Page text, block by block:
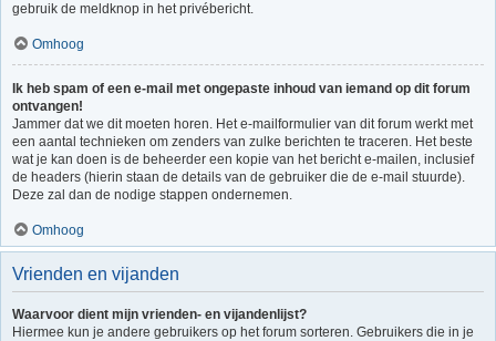
gebruik de meldknop in het privébericht.
Omhoog
Ik heb spam of een e-mail met ongepaste inhoud van iemand op dit forum
ontvangen!
Jammer dat we dit moeten horen. Het e-mailformulier van dit forum werkt met
een aantal technieken om zenders van zulke berichten te traceren. Het beste
wat je kan doen is de beheerder een kopie van het bericht e-mailen, inclusief
de headers (hierin staan de details van de gebruiker die de e-mail stuurde).
Deze zal dan de nodige stappen ondernemen.
Omhoog
Vrienden en vijanden
Waarvoor dient mijn vrienden- en vijandenlijst?
Hiermee kun je andere gebruikers op het forum sorteren. Gebruikers die in je